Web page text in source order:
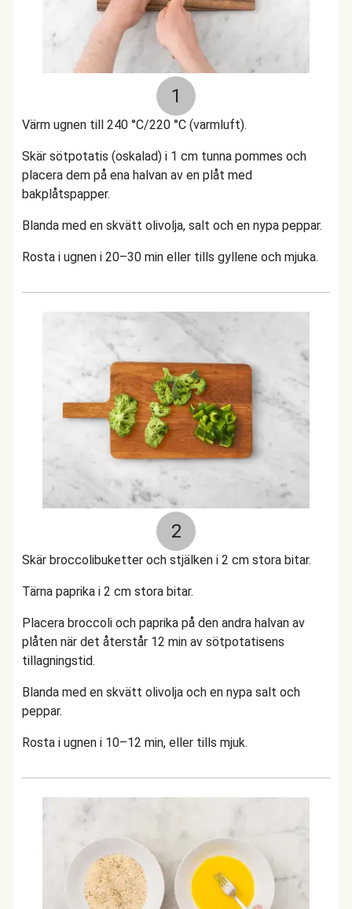
1
Värm ugnen till 240 °C/220 °C (varmluft).
Skär sötpotatis (oskalad) i 1 cm tunna pommes och
placera dem på ena halvan av en plåt med
bakplåtspapper.
Blanda med en skvätt olivolja, salt och en nypa peppar.
Rosta i ugnen i 20–30 min eller tills gyllene och mjuka.
2
Skär broccolibuketter och stjälken i 2 cm stora bitar.
Tärna paprika i 2 cm stora bitar.
Placera broccoli och paprika på den andra halvan av
plåten när det återstår 12 min av sötpotatisens
tillagningstid.
Blanda med en skvätt olivolja och en nypa salt och
peppar.
Rosta i ugnen i 10–12 min, eller tills mjuk.